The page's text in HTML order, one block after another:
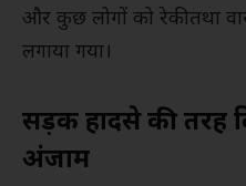
और कुछ लोगों को रेकी तथा
लगाया गया।
सड़क हादसे की तरह
अंजाम